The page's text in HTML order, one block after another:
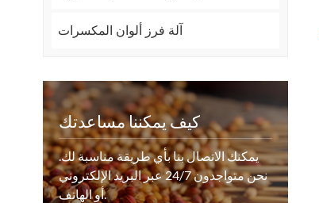
آلة فرز ألوان المكسرات
كيف يمكننا مساعدتك
يمكنك الاتصال بنا بأي طريقة مناسبة لك.
نحن متواجدون 24/7 عبر البريد الإلكتروني
أو الهاتف.